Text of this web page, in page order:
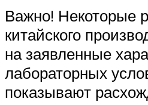
Важно! Некоторые
китайского
на заявленные
лабораторных
показывают